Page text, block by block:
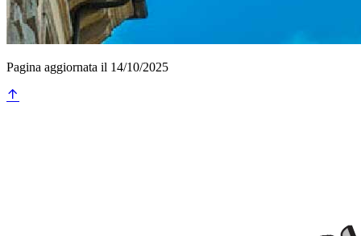
Pagina aggiornata il 14/10/2025